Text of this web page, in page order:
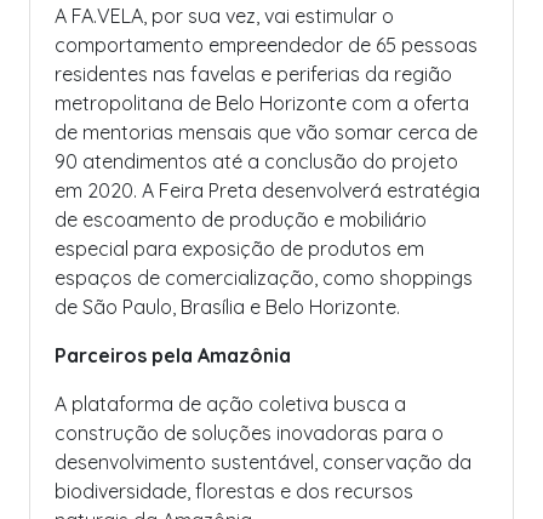
A FA.VELA, por sua vez, vai estimular o
comportamento empreendedor de 65 pessoas
residentes nas favelas e periferias da região
metropolitana de Belo Horizonte com a oferta
de mentorias mensais que vão somar cerca de
90 atendimentos até a conclusão do projeto
em 2020. A Feira Preta desenvolverá estratégia
de escoamento de produção e mobiliário
especial para exposição de produtos em
espaços de comercialização, como shoppings
de São Paulo, Brasília e Belo Horizonte.
Parceiros pela Amazônia
A plataforma de ação coletiva busca a
construção de soluções inovadoras para o
desenvolvimento sustentável, conservação da
biodiversidade, florestas e dos recursos